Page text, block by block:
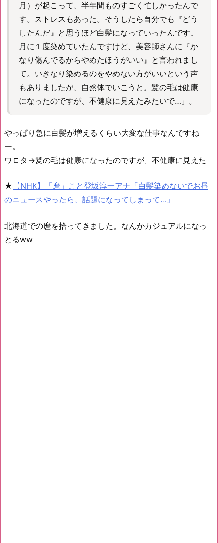
月）が起こって、半年間ものすごく忙しかったんで
す。ストレスもあった。そうしたら自分でも『どう
したんだ』と思うほど白髪になっていったんです。
月に１度染めていたんですけど、美容師さんに『か
なり傷んでるからやめたほうがいい』と言われまし
て。いきなり染めるのをやめない方がいいという声
もありましたが、自然体でいこうと。髪の毛は健康
になったのですが、不健康に見えたみたいで…」。
やっぱり急に白髪が増えるくらい大変な仕事なんですね
ー。
ワロタ→髪の毛は健康になったのですが、不健康に見えた
★ 【NHK】「麿」こと登坂淳一アナ「白髪染めないでお昼
のニュースやったら、話題になってしまって…」
北海道での麿を拾ってきました。なんかカジュアルになっ
とるww